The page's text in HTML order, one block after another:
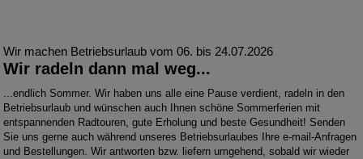
Wir machen Betriebsurlaub vom 06. bis 24.07.2026
Wir radeln dann mal weg...
...endlich Sommer. Wir haben uns alle eine Pause verdient, radeln in den
Betriebsurlaub und wünschen auch Ihnen schöne Sommerferien mit
entspannenden Radtouren, gute Erholung und beste Gesundheit! Senden
Sie uns gerne auch während unseres Betriebsurlaubes Ihre e-mail-Anfragen
und Bestellungen. Wir antworten bzw. liefern umgehend, sobald wir wieder